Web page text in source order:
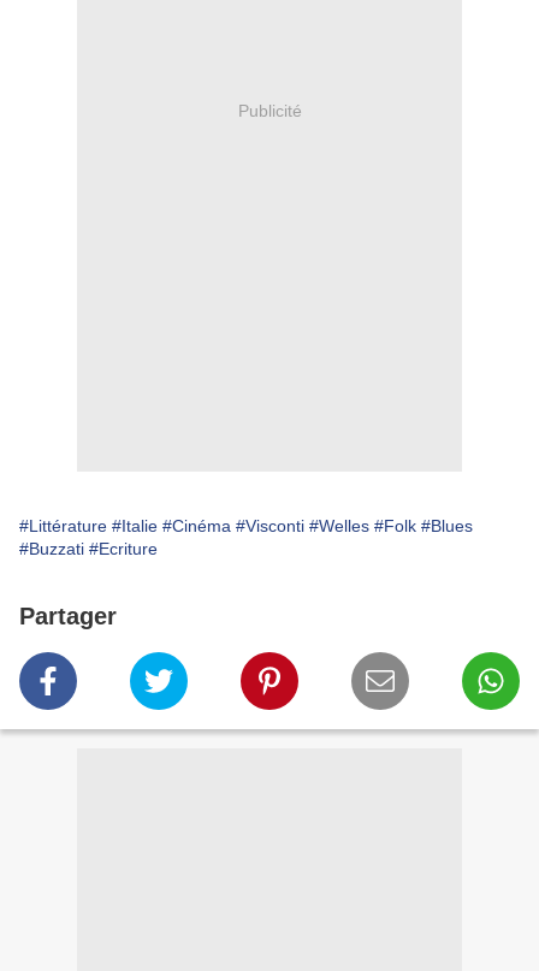
Publicité
#Littérature #Italie #Cinéma #Visconti #Welles #Folk #Blues
#Buzzati #Ecriture
Partager